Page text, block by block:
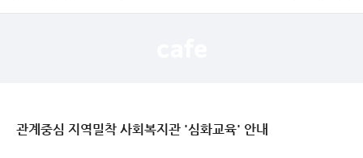
자
관계중심 지역밀착 사회복지관 '심화교육' 안내